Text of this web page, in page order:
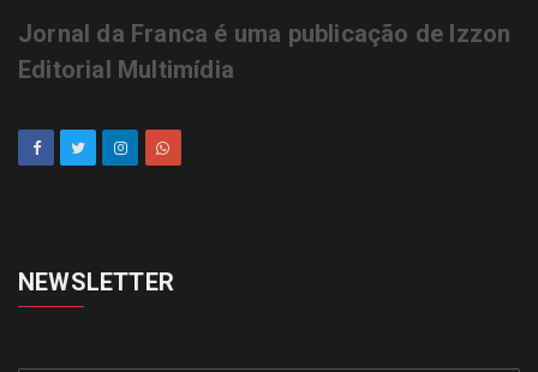
Jornal da Franca é uma publicação de Izzon
Editorial Multimídia
NEWSLETTER